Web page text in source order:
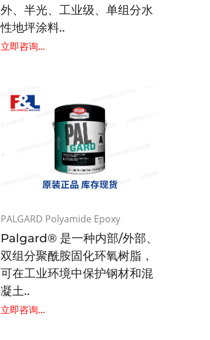
外、半光、工业级、单组分水
性地坪涂料..
立即咨询...
PALGARD Polyamide Epoxy
Palgard® 是一种内部/外部、
双组分聚酰胺固化环氧树脂，
可在工业环境中保护钢材和混
凝土..
立即咨询...